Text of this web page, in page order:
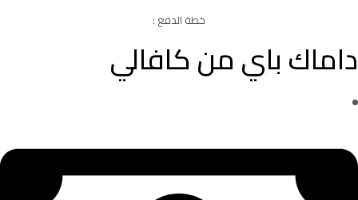
خطة الدفع :
داماك باي من كافالي